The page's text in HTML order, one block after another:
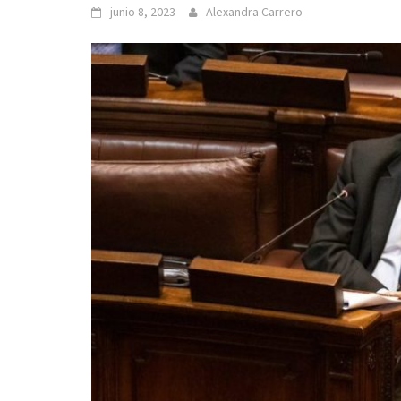
junio 8, 2023 Alexandra Carrero